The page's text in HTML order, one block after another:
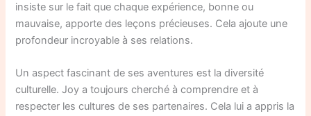
insiste sur le fait que chaque expérience, bonne ou
mauvaise, apporte des leçons précieuses. Cela ajoute une
profondeur incroyable à ses relations.
Un aspect fascinant de ses aventures est la diversité
culturelle. Joy a toujours cherché à comprendre et à
respecter les cultures de ses partenaires. Cela lui a appris la